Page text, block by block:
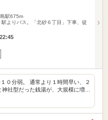
駅675m
よりバス。「北砂６丁目」下車、徒
０分弱。 通常より１時間早い、２
社型だった銭湯が、大規模に増…